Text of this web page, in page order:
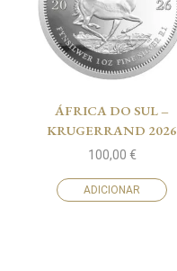
ÁFRICA DO SUL –
KRUGERRAND 2026
100,00 €
ADICIONAR